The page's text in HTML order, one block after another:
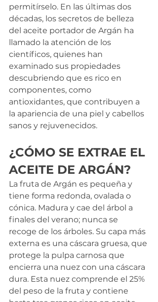
permitírselo. En las últimas dos
décadas, los secretos de belleza
del aceite portador de Argán ha
llamado la atención de los
científicos, quienes han
examinado sus propiedades
descubriendo que es rico en
componentes, como
antioxidantes, que contribuyen a
la apariencia de una piel y cabellos
sanos y rejuvenecidos.
¿CÓMO SE EXTRAE EL
ACEITE DE ARGÁN?
La fruta de Argán es pequeña y
tiene forma redonda, ovalada o
cónica. Madura y cae del árbol a
finales del verano; nunca se
recoge de los árboles. Su capa más
externa es una cáscara gruesa, que
protege la pulpa carnosa que
encierra una nuez con una cáscara
dura. Esta nuez comprende el 25%
del peso de la fruta y contiene